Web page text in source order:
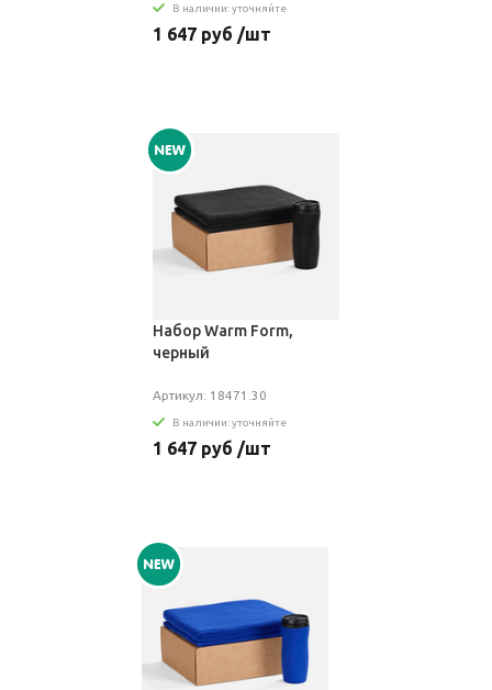
В наличии: уточняйте
1 647 руб /шт
Набор Warm Form,
черный
Артикул: 18471.30
В наличии: уточняйте
1 647 руб /шт